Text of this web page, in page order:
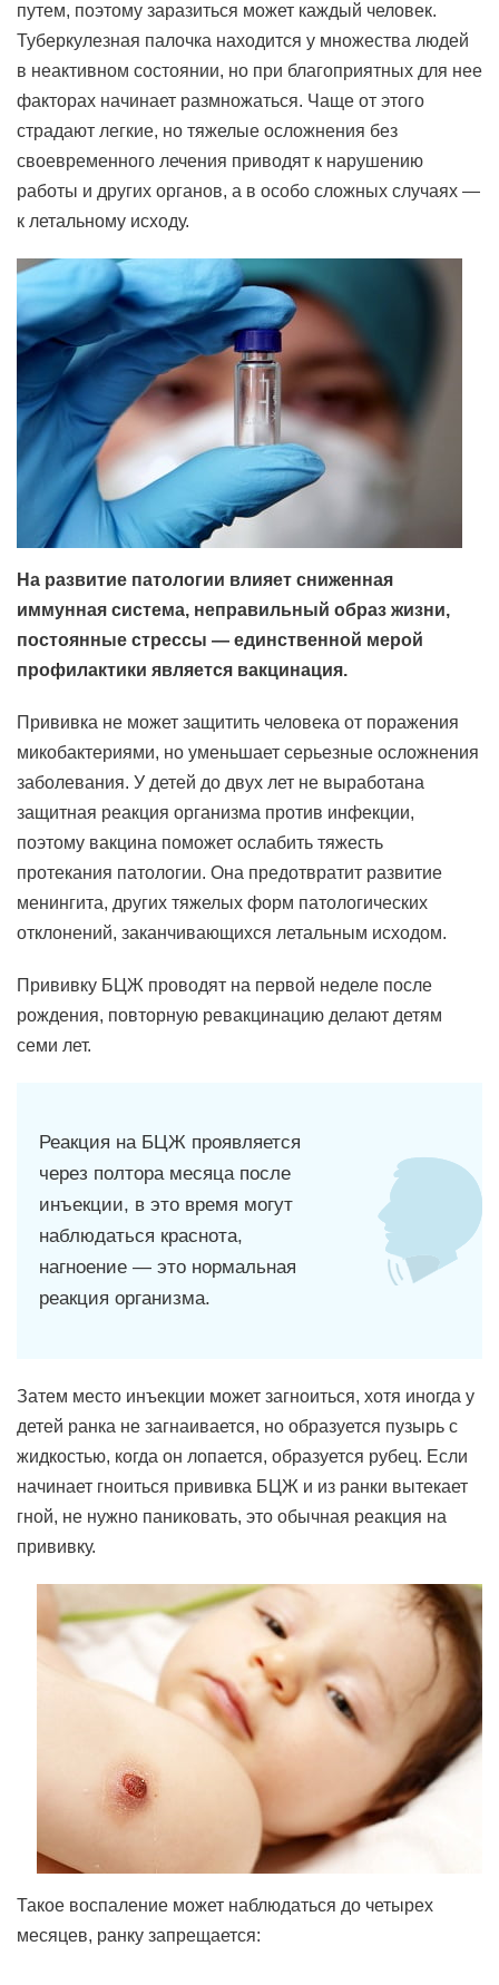
путем, поэтому заразиться может каждый человек.
Туберкулезная палочка находится у множества людей
в неактивном состоянии, но при благоприятных для нее
факторах начинает размножаться. Чаще от этого
страдают легкие, но тяжелые осложнения без
своевременного лечения приводят к нарушению
работы и других органов, а в особо сложных случаях —
к летальному исходу.
На развитие патологии влияет сниженная
иммунная система, неправильный образ жизни,
постоянные стрессы — единственной мерой
профилактики является вакцинация.
Прививка не может защитить человека от поражения
микобактериями, но уменьшает серьезные осложнения
заболевания. У детей до двух лет не выработана
защитная реакция организма против инфекции,
поэтому вакцина поможет ослабить тяжесть
протекания патологии. Она предотвратит развитие
менингита, других тяжелых форм патологических
отклонений, заканчивающихся летальным исходом.
Прививку БЦЖ проводят на первой неделе после
рождения, повторную ревакцинацию делают детям
семи лет.
Реакция на БЦЖ проявляется
через полтора месяца после
инъекции, в это время могут
наблюдаться краснота,
нагноение — это нормальная
реакция организма.
Затем место инъекции может загноиться, хотя иногда у
детей ранка не загнаивается, но образуется пузырь с
жидкостью, когда он лопается, образуется рубец. Если
начинает гноиться прививка БЦЖ и из ранки вытекает
гной, не нужно паниковать, это обычная реакция на
прививку.
Такое воспаление может наблюдаться до четырех
месяцев, ранку запрещается: